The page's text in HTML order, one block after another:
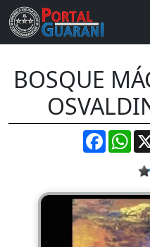
BOSQUE